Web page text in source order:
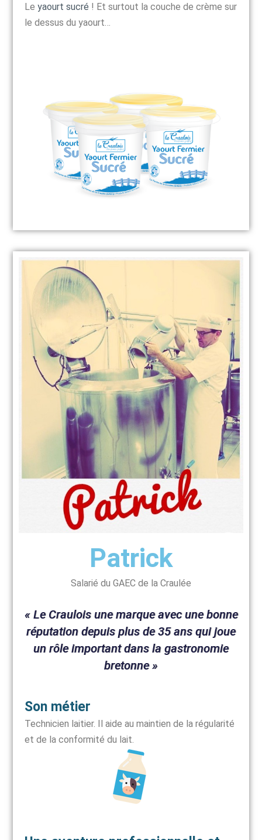
Leyaourt sucré ! Et surtout la couche de crème sur
le dessus du yaourt…
Patrick
Salarié du GAEC de la Craulée
« Le Craulois une marque avec une bonne
réputation depuis plus de 35 ans qui joue
un rôle important dans la gastronomie
bretonne »
Son métier
Technicien laitier. Il aide au maintien de la régularité
et de la conformité du lait.